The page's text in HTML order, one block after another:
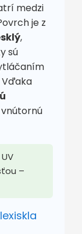
medzi
je z
,
sú
–